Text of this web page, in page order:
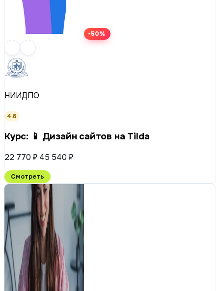
-50%
НИИДПО
4.6
Курс: 📱 Дизайн сайтов на Tilda
22 770 ₽ 45 540 ₽
Смотреть